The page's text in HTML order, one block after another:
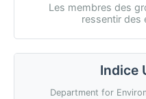
Les membres des
ressentir des
Indice
Department for